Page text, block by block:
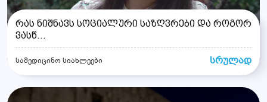
რას ნიშნავს სოციალური საზღვრები და როგორ
ვასწ...
სამედიცინო სიახლეები სრულად